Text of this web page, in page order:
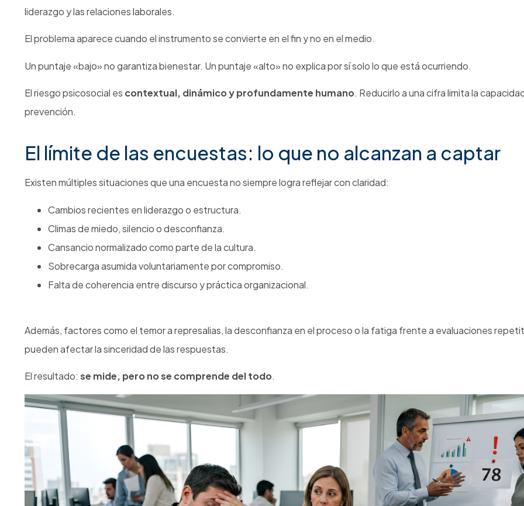
liderazgo y las relaciones laborales.
El problema aparece cuando el instrumento se convierte en el fin y no en el medio.
Un puntaje «bajo» no garantiza bienestar. Un puntaje «alto» no explica por sí solo lo que está ocurriendo.
El riesgo psicosocial es contextual, dinámico y profundamente humano. Reducirlo a una cifra limita la
prevención.
El límite de las encuestas: lo que no alcanzan a captar
Existen múltiples situaciones que una encuesta no siempre logra reflejar con claridad:
Cambios recientes en liderazgo o estructura.
Climas de miedo, silencio o desconfianza.
Cansancio normalizado como parte de la cultura.
Sobrecarga asumida voluntariamente por compromiso.
Falta de coherencia entre discurso y práctica organizacional.
Además, factores como el temor a represalias, la desconfianza en el proceso o la fatiga frente a evaluaciones
pueden afectar la sinceridad de las respuestas.
El resultado: se mide, pero no se comprende del todo.